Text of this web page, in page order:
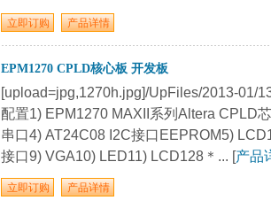
EPM1270 CPLD核心板 开发板
[upload=jpg,1270h.jpg]/UpFiles/2013-01/
配置1) EPM1270 MAXII系列Altera CPLD
串口4) AT24C08 I2C接口EEPROM5)
接口9) VGA10) LED11) LCD128＊... [产品